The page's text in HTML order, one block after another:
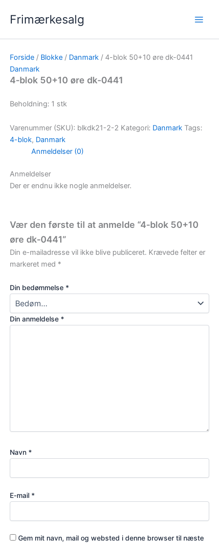
Frimærkesalg
Forside / Blokke / Danmark / 4-blok 50+10 øre dk-0441
Danmark
4-blok 50+10 øre dk-0441
Beholdning: 1 stk
Varenummer (SKU): blkdk21-2-2 Kategori: Danmark Tags:
4-blok, Danmark
Anmeldelser (0)
Anmeldelser
Der er endnu ikke nogle anmeldelser.
Vær den første til at anmelde “4-blok 50+10
øre dk-0441”
Din e-mailadresse vil ikke blive publiceret. Krævede felter er
markeret med *
Din bedømmelse *
Din anmeldelse *
Navn *
E-mail *
Gem mit navn, mail og websted i denne browser til næste